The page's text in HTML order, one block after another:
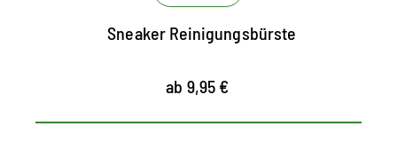
Sneaker Reinigungsbürste
ab 9,95 €